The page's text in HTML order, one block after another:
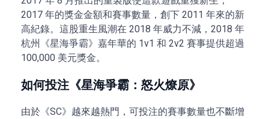
2017 年的獎金金額和賽事數量，創下 2011 年來的新
高紀錄。這股重生風潮在 2018 年威力不減，2018 年
杭州《星海爭霸》嘉年華的 1v1 和 2v2 賽事提供超過
100,000 美元獎金。
如何投注《星海爭霸：怒火燎原》
由於《SC》越來越熱門，可投注的賽事數量也不斷增